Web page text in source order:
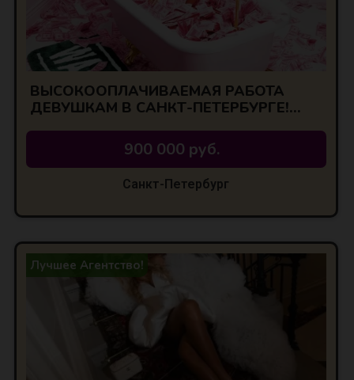
ВЫСОКООПЛАЧИВАЕМАЯ РАБОТА
ДЕВУШКАМ В САНКТ-ПЕТЕРБУРГЕ!
900 000 руб.
Санкт-Петербург
Лучшее Агентство!